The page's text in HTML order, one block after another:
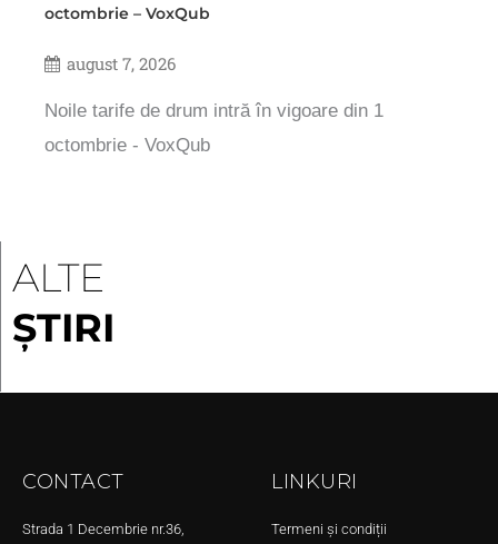
octombrie – VoxQub
august 7, 2026
Noile tarife de drum intră în vigoare din 1
octombrie - VoxQub
ALTE
ȘTIRI
CONTACT
Strada 1 Decembrie nr.36,
LINKURI
Termeni și condiții